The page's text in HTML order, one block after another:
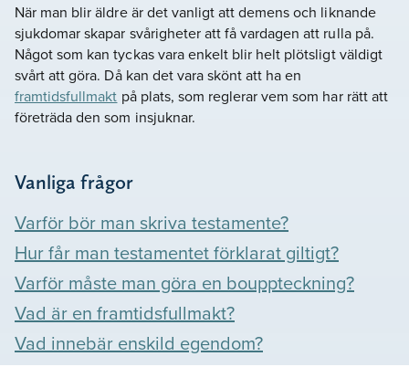
När man blir äldre är det vanligt att demens och liknande
sjukdomar skapar svårigheter att få vardagen att rulla på.
Något som kan tyckas vara enkelt blir helt plötsligt väldigt
svårt att göra. Då kan det vara skönt att ha en
framtidsfullmakt på plats, som reglerar vem som har rätt att
företräda den som insjuknar.
Vanliga frågor
Varför bör man skriva testamente?
Hur får man testamentet förklarat giltigt?
Varför måste man göra en bouppteckning?
Vad är en framtidsfullmakt?
Vad innebär enskild egendom?